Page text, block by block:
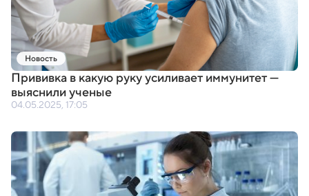
Новость
Прививка в какую руку усиливает иммунитет —
выяснили ученые
04.05.2025, 17:05